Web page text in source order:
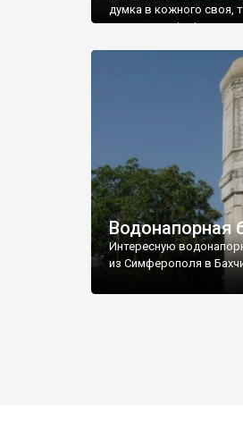
думка в кожного своя,
запрошую відвідати це
Водонапорная
Интересную
из Симферополя в